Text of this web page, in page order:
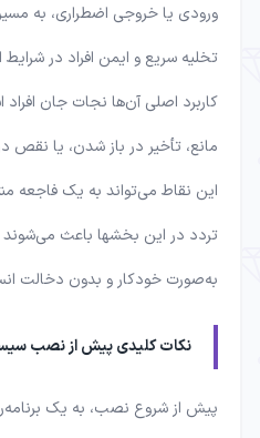
ورودی‌ یا خروجی‌ اضطراری، به
تخلیه سریع و ایمن افراد در
کاربرد اصلی آن‌ها نجات جان
مانع، تأخیر در باز شدن، یا نقص
این نقاط می‌تواند به یک فاجعه‌
تردد در این بخشها باعث می‌شوند
به‌صورت خودکار و بدون دخالت
نکات کلیدی پیش از نصب
پیش از شروع نصب، به یک